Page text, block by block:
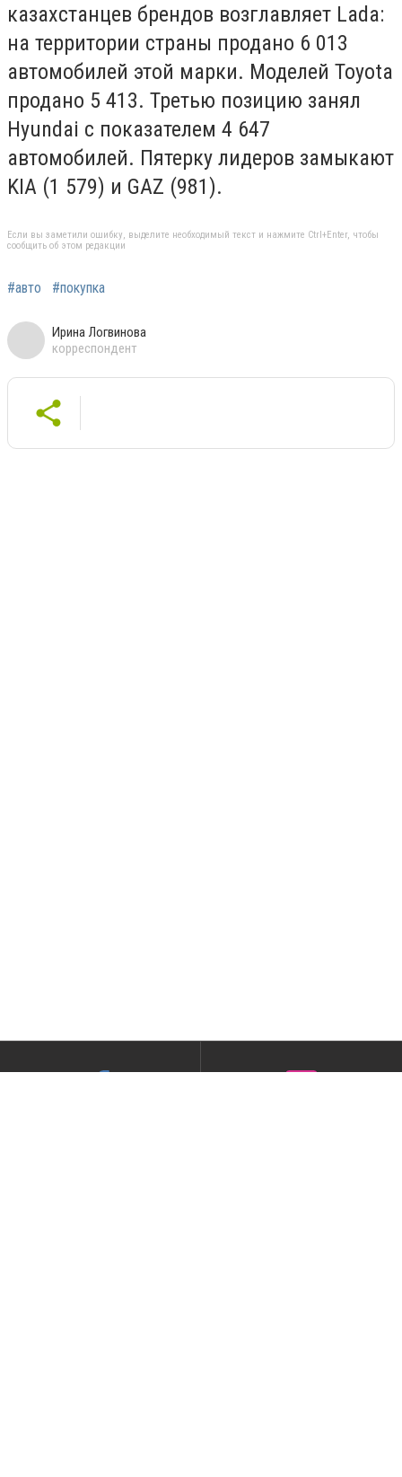
казахстанцев брендов возглавляет Lada:
на территории страны продано 6 013
автомобилей этой марки. Моделей Toyota
продано 5 413. Третью позицию занял
Hyundai с показателем 4 647
автомобилей. Пятерку лидеров замыкают
KIA (1 579) и GAZ (981).
Если вы заметили ошибку, выделите необходимый текст и нажмите Ctrl+Enter, чтобы
сообщить об этом редакции
#авто #покупка
Ирина Логвинова
корреспондент